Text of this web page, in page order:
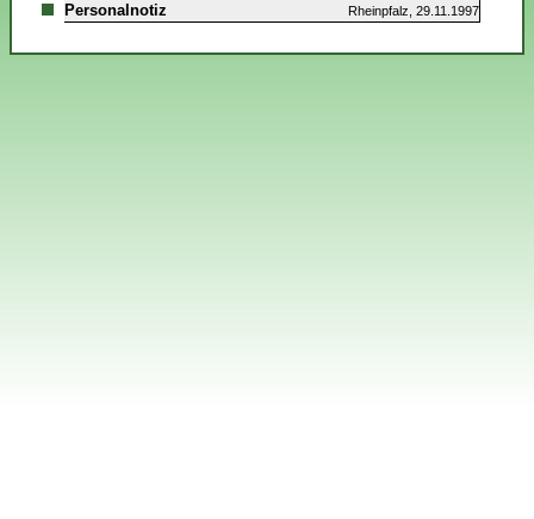
Personalnotiz Rheinpfalz, 29.11.1997